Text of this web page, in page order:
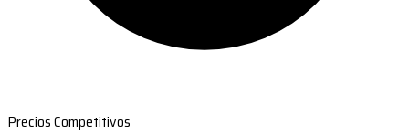
Precios Competitivos